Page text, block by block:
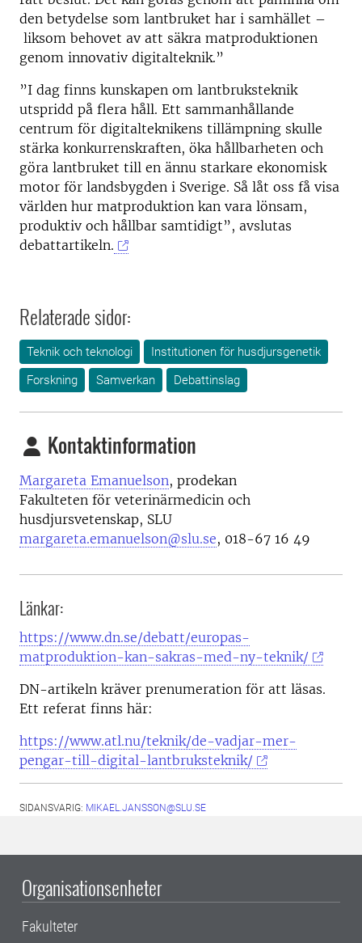
den betydelse som lantbruket har i samhället –
liksom behovet av att säkra matproduktionen
genom innovativ digitalteknik.”
”I dag finns kunskapen om lantbruksteknik
utspridd på flera håll. Ett sammanhållande
centrum för digitalteknikens tillämpning skulle
stärka konkurrenskraften, öka hållbarheten och
göra lantbruket till en ännu starkare ekonomisk
motor för landsbygden i Sverige. Så låt oss få visa
världen hur matproduktion kan vara lönsam,
produktiv och hållbar samtidigt”, avslutas
debattartikeln.
Relaterade sidor:
Teknik och teknologi
Institutionen för husdjursgenetik
Forskning
Samverkan Debattinslag
Kontaktinformation
Margareta Emanuelson, prodekan
Fakulteten för veterinärmedicin och
husdjursvetenskap, SLU
margareta.emanuelson@slu.se, 018-67 16 49
Länkar:
https://www.dn.se/debatt/europas-
matproduktion-kan-sakras-med-ny-teknik/
DN-artikeln kräver prenumeration för att läsas.
Ett referat finns här:
https://www.atl.nu/teknik/de-vadjar-mer-
pengar-till-digital-lantbruksteknik/
SIDANSVARIG: MIKAEL.JANSSON@SLU.SE
Organisationsenheter
Fakulteter